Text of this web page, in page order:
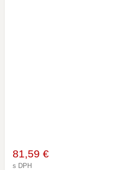
81,59 €
s DPH